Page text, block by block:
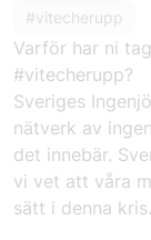
#vitecherupp
Varför har ni
#vitecherupp?
Sveriges
nätverk av
det innebär.
vi vet att våra
sätt i denna kris.